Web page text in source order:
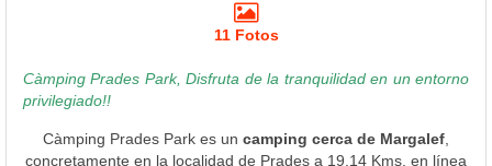
11 Fotos
Càmping Prades Park, Disfruta de la tranquilidad en un entorno
privilegiado!!
Càmping Prades Park es un camping cerca de Margalef
concretamente en la localidad de Prades a 19.14 Kms. en línea